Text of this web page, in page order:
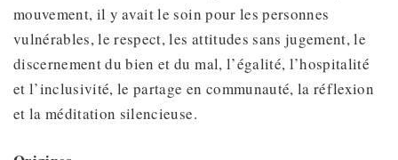
mouvement, il y avait le soin pour les personnes
vulnérables, le respect, les attitudes sans jugement, le
discernement du bien et du mal, l’égalité, l’hospitalité
et l’inclusivité, le partage en communauté, la réflexion
et la méditation silencieuse.